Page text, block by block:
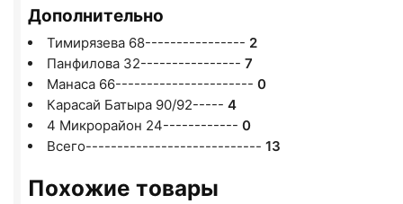
Дополнительно
Тимирязева 68---------------- 2
Панфилова 32---------------- 7
Манаса 66---------------------- 0
Карасай Батыра 90/92----- 4
4 Микрорайон 24------------ 0
Всего---------------------------- 13
Похожие товары